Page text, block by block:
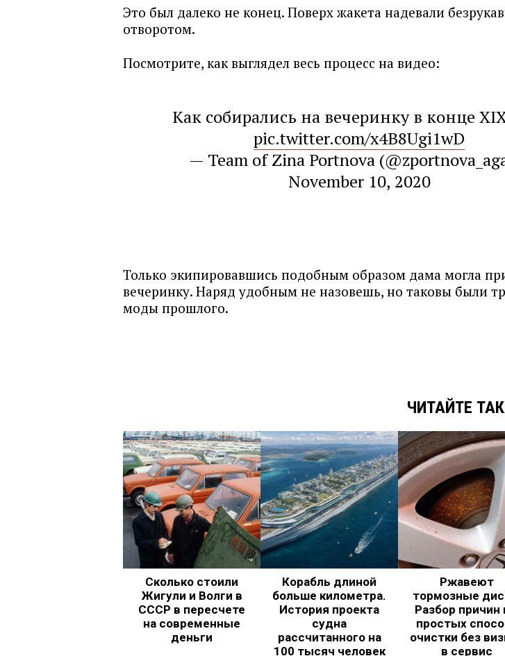
Это был далеко не конец. Поверх жакета надевали
отворотом.
Посмотрите, как выглядел весь процесс на видео:
Как собирались на вечеринку в конце
pic.twitter.com/x4B8Ugi1wD
— Team of Zina Portnova
November 10, 2020
Только экипировавшись подобным образом дама могла
вечеринку. Наряд удобным не назовешь, но таковы были
моды прошлого.
ЧИТАЙТЕ
Сколько стоили
Жигули и Волги в
СССР в пересчете
на современные
деньги
Корабль длиной
больше километра.
История проекта
судна
рассчитанного на
100 тысяч человек
Ржавеют
тормозные
Разбор причин
простых
очистки без
в сервис